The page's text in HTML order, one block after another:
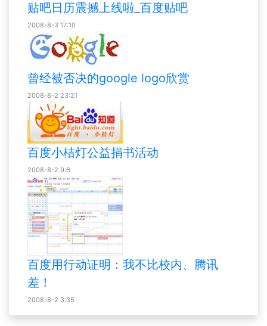
贴吧日历震撼上线啦_百度贴吧
2008-8-3 17:10
曾经被否决的google logo欣赏
2008-8-2 23:21
百度小桔灯公益捐书活动
2008-8-2 9:6
百度用行动证明：我不比校内、腾讯
差！
2008-8-2 3:35